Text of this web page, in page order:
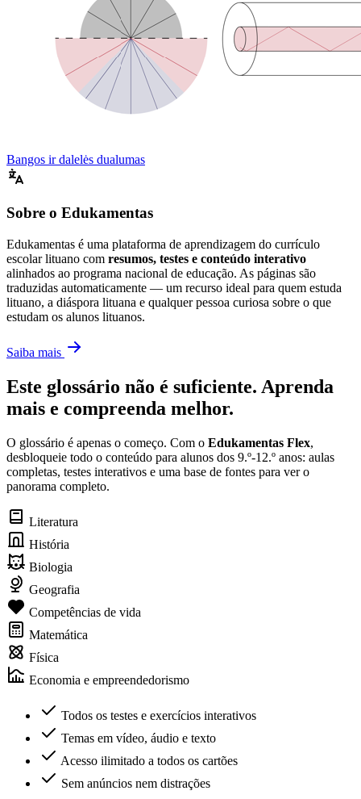
Bangos ir dalelės dualumas
Sobre o Edukamentas
Edukamentas é uma plataforma de aprendizagem do currículo
escolar lituano com resumos, testes e conteúdo interativo
alinhados ao programa nacional de educação. As páginas são
traduzidas automaticamente — um recurso ideal para quem estuda
lituano, a diáspora lituana e qualquer pessoa curiosa sobre o que
estudam os alunos lituanos.
Saiba mais
Este glossário não é suficiente. Aprenda
mais e compreenda melhor.
O glossário é apenas o começo. Com o Edukamentas Flex,
desbloqueie todo o conteúdo para alunos dos 9.º-12.º anos: aulas
completas, testes interativos e uma base de fontes para ver o
panorama completo.
Literatura
História
Biologia
Geografia
Competências de vida
Matemática
Física
Economia e empreendedorismo
Todos os testes e exercícios interativos
Temas em vídeo, áudio e texto
Acesso ilimitado a todos os cartões
Sem anúncios nem distrações